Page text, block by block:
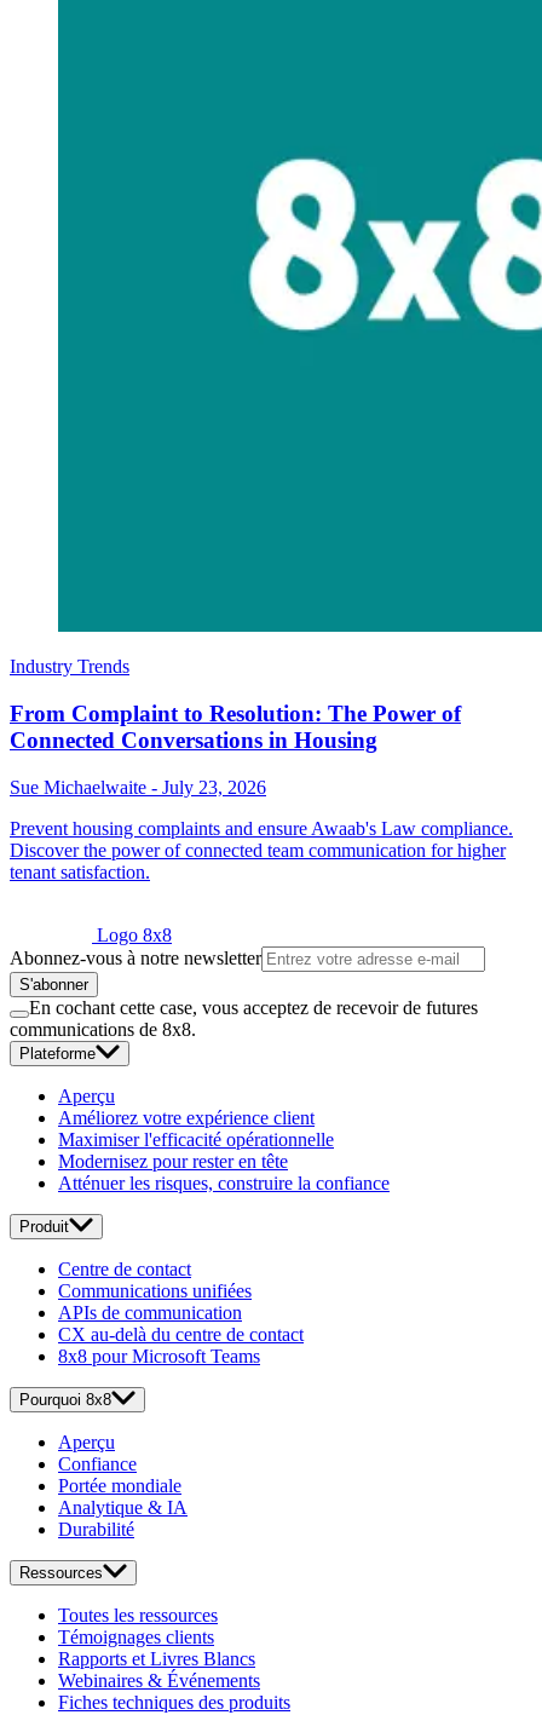
Industry Trends
From Complaint to Resolution: The Power of
Connected Conversations in Housing
Sue Michaelwaite - July 23, 2026
Prevent housing complaints and ensure Awaab's Law compliance.
Discover the power of connected team communication for higher
tenant satisfaction.
Logo 8x8
Abonnez-vous à notre newsletter
S'abonner
En cochant cette case, vous acceptez de recevoir de futures
communications de 8x8.
Plateforme
Aperçu
Améliorez votre expérience client
Maximiser l'efficacité opérationnelle
Modernisez pour rester en tête
Atténuer les risques, construire la confiance
Produit
Centre de contact
Communications unifiées
APIs de communication
CX au-delà du centre de contact
8x8 pour Microsoft Teams
Pourquoi 8x8
Aperçu
Confiance
Portée mondiale
Analytique & IA
Durabilité
Ressources
Toutes les ressources
Témoignages clients
Rapports et Livres Blancs
Webinaires & Événements
Fiches techniques des produits